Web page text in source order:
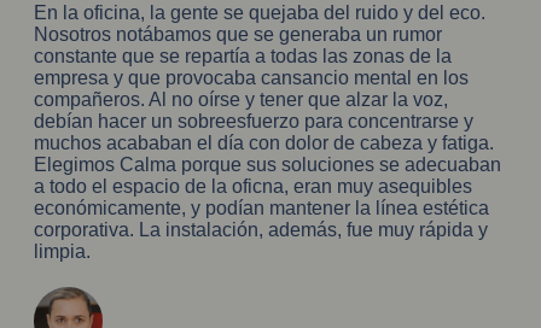
En la oficina, la gente se quejaba del ruido y del eco.
Nosotros notábamos que se generaba un rumor
constante que se repartía a todas las zonas de la
empresa y que provocaba cansancio mental en los
compañeros. Al no oírse y tener que alzar la voz,
debían hacer un sobreesfuerzo para concentrarse y
muchos acababan el día con dolor de cabeza y fatiga.
Elegimos Calma porque sus soluciones se adecuaban
a todo el espacio de la oficna, eran muy asequibles
económicamente, y podían mantener la línea estética
corporativa. La instalación, además, fue muy rápida y
limpia.